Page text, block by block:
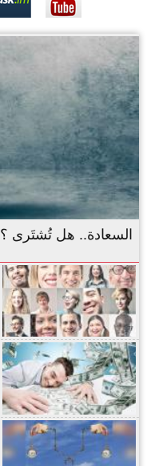
السعادة.. هل تُشتَرى ؟